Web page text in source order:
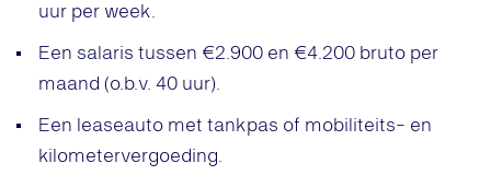
uur per week.
Een salaris tussen €2.900 en €4.200 bruto per
maand (o.b.v. 40 uur).
Een leaseauto met tankpas of mobiliteits- en
kilometervergoeding.